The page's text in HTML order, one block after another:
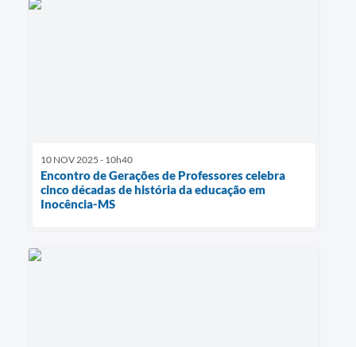
10 NOV 2025 - 10h40
Encontro de Gerações de Professores celebra
cinco décadas de história da educação em
Inocência-MS